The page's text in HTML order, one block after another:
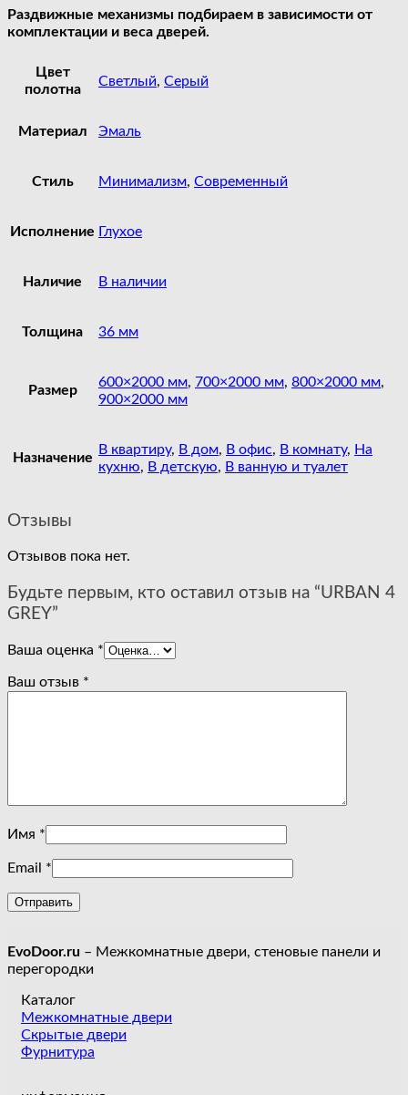
Раздвижные механизмы подбираем в зависимости от
комплектации и веса дверей.
Цвет
полотна
Светлый, Серый
Материал Эмаль
Стиль Минимализм, Современный
Исполнение Глухое
Наличие В наличии
Толщина 36 мм
Размер
600×2000 мм, 700×2000 мм, 800×2000 мм,
900×2000 мм
Назначение
В квартиру, В дом, В офис, В комнату, На
кухню, В детскую, В ванную и туалет
Отзывы
Отзывов пока нет.
Будьте первым, кто оставил отзыв на “URBAN 4
GREY”
Ваша оценка *
Ваш отзыв *
Имя *
Email *
EvoDoor.ru – Межкомнатные двери, стеновые панели и
перегородки
Каталог
Межкомнатные двери
Скрытые двери
Фурнитура